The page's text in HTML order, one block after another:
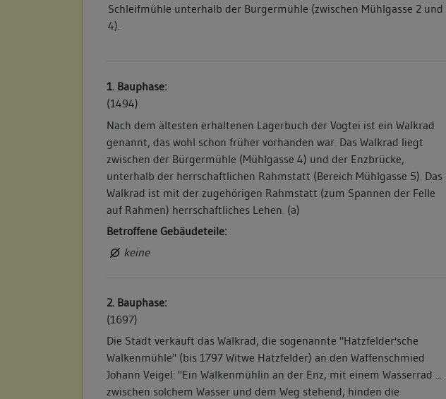
Schleifmühle unterhalb der Burgermühle (zwischen Mühlgasse 2 und
4).
1. Bauphase:
(1494)
Nach dem ältesten erhaltenen Lagerbuch der Vogtei ist ein Walkrad
genannt, das wohl schon früher vorhanden war. Das Walkrad liegt
zwischen der Bürgermühle (Mühlgasse 4) und der Enzbrücke,
unterhalb der herrschaftlichen Rahmstatt (Bereich Mühlgasse 5). Das
Walkrad ist mit der zugehörigen Rahmstatt (zum Spannen der Felle
auf Rahmen) herrschaftliches Lehen. (a)
Betroffene Gebäudeteile:
keine
2. Bauphase:
(1697)
Die Stadt verkauft das Walkrad, die sogenannte "Hatzfelder'sche
Walkenmühle" (bis 1797 Witwe Hatzfelder) an den Waffenschmied
Johann Veigel: "Ein Walkenmühlin an der Enz, mit einem Wasserrad ...
zwischen solchem Wasser und dem Weg stehend, hinden die